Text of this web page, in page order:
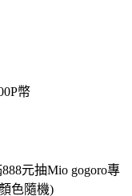
幣
元抽Mio gogoro專
色隨機)